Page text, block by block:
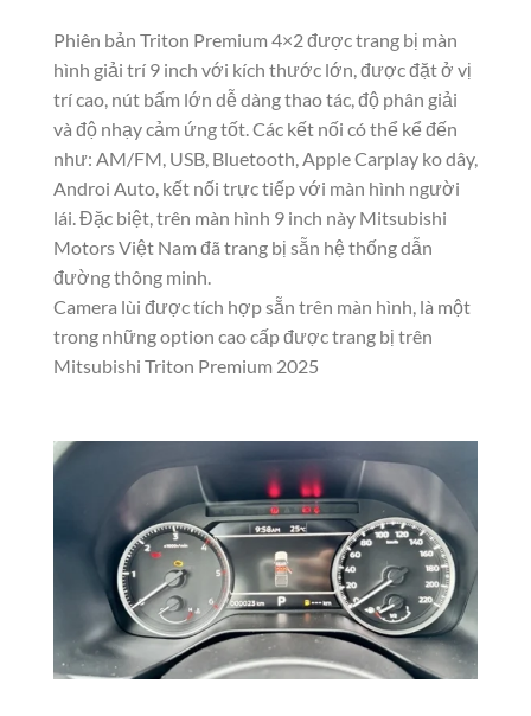
Phiên bản Triton Premium 4×2 được trang bị màn
hình giải trí 9 inch với kích thước lớn, được đặt ở vị
trí cao, nút bấm lớn dễ dàng thao tác, độ phân giải
và độ nhạy cảm ứng tốt. Các kết nối có thể kể đến
như: AM/FM, USB, Bluetooth, Apple Carplay ko dây,
Androi Auto, kết nối trực tiếp với màn hình người
lái. Đặc biệt, trên màn hình 9 inch này Mitsubishi
Motors Việt Nam đã trang bị sẵn hệ thống dẫn
đường thông minh.
Camera lùi được tích hợp sẵn trên màn hình, là một
trong những option cao cấp được trang bị trên
Mitsubishi Triton Premium 2025